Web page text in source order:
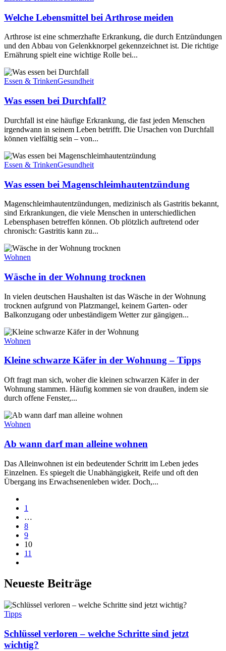
Welche Lebensmittel bei Arthrose meiden
Arthrose ist eine schmerzhafte Erkrankung, die durch Entzündungen
und den Abbau von Gelenkknorpel gekennzeichnet ist. Die richtige
Ernährung spielt eine wichtige Rolle bei...
Essen & TrinkenGesundheit
Was essen bei Durchfall?
Durchfall ist eine häufige Erkrankung, die fast jeden Menschen
irgendwann in seinem Leben betrifft. Die Ursachen von Durchfall
können vielfältig sein – von...
Essen & TrinkenGesundheit
Was essen bei Magenschleimhautentzündung
Magenschleimhautentzündungen, medizinisch als Gastritis bekannt,
sind Erkrankungen, die viele Menschen in unterschiedlichen
Lebensphasen betreffen können. Ob plötzlich auftretend oder
chronisch: Gastritis kann zu...
Wohnen
Wäsche in der Wohnung trocknen
In vielen deutschen Haushalten ist das Wäsche in der Wohnung
trocknen aufgrund von Platzmangel, keinem Garten- oder
Balkonzugang oder unbeständigem Wetter zur gängigen...
Wohnen
Kleine schwarze Käfer in der Wohnung – Tipps
Oft fragt man sich, woher die kleinen schwarzen Käfer in der
Wohnung stammen. Häufig kommen sie von draußen, indem sie
durch offene Fenster,...
Wohnen
Ab wann darf man alleine wohnen
Das Alleinwohnen ist ein bedeutender Schritt im Leben jedes
Einzelnen. Es spiegelt die Unabhängigkeit, Reife und oft den
Übergang ins Erwachsenenleben wider. Doch,...
1
…
8
9
10
11
Neueste Beiträge
Tipps
Schlüssel verloren – welche Schritte sind jetzt
wichtig?